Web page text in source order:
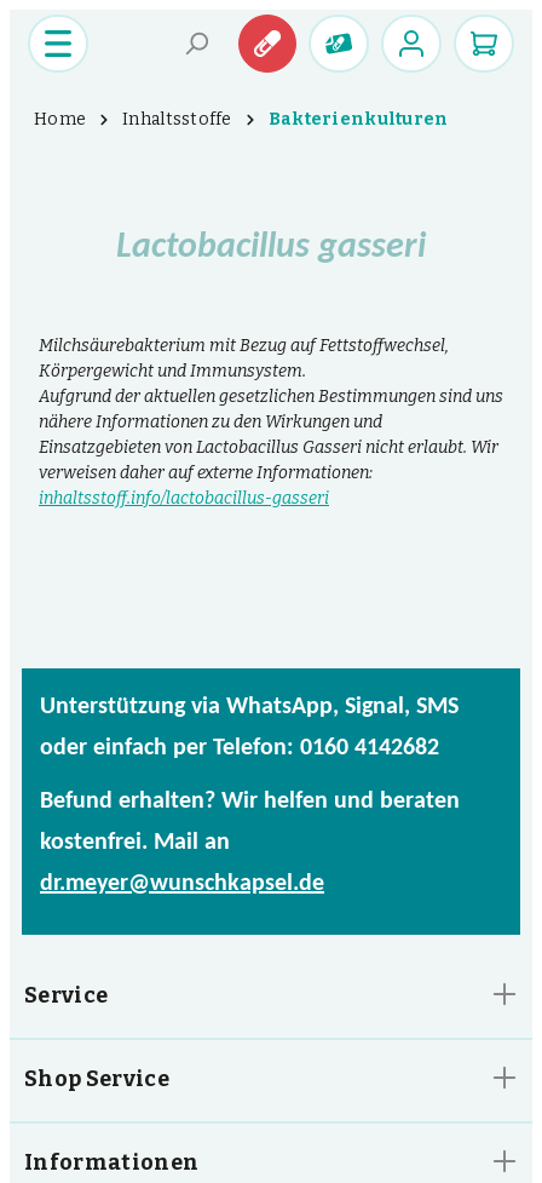
Home Inhaltsstoffe Bakterienkulturen
Lactobacillus gasseri
Milchsäurebakterium mit Bezug auf Fettstoffwechsel,
Körpergewicht und Immunsystem.
Aufgrund der aktuellen gesetzlichen Bestimmungen sind uns
nähere Informationen zu den Wirkungen und
Einsatzgebieten von Lactobacillus Gasseri nicht erlaubt. Wir
verweisen daher auf externe Informationen:
inhaltsstoff.info/lactobacillus-gasseri
Unterstützung via WhatsApp, Signal, SMS
oder einfach per Telefon: 0160 4142682
Befund erhalten? Wir helfen und beraten
kostenfrei. Mail an
dr.meyer@wunschkapsel.de
Service
Shop Service
Informationen